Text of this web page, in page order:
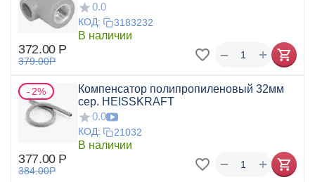
0.0
КОД: 3183232
В наличии
372.00 Р
379.00Р +
−
2%
Компенсатор полипропиленовый 32мм
сер. HEISSKRAFT
0.0
КОД: 21032
В наличии
377.00 Р
384.00Р +
−